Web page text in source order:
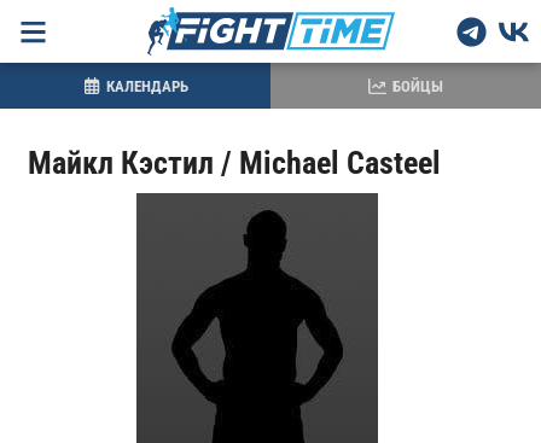
Майкл Кэстил / Michael Casteel
КАЛЕНДАРЬ БОЙЦЫ